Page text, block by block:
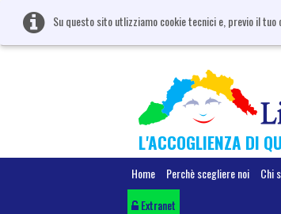
Su questo sito utlizziamo cookie tecnici e, previo il
L'ACCOGLIENZA DI
Home Perchè scegliere noi Chi
Extranet